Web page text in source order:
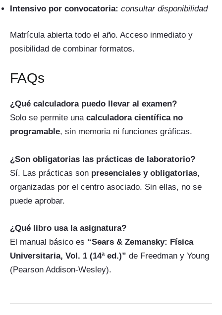
Intensivo por convocatoria: consultar disponibilidad
Matrícula abierta todo el año. Acceso inmediato y
posibilidad de combinar formatos.
FAQs
¿Qué calculadora puedo llevar al examen?
Solo se permite una calculadora científica no
programable, sin memoria ni funciones gráficas.
¿Son obligatorias las prácticas de laboratorio?
Sí. Las prácticas son presenciales y obligatorias,
organizadas por el centro asociado. Sin ellas, no se
puede aprobar.
¿Qué libro usa la asignatura?
El manual básico es “Sears & Zemansky: Física
Universitaria, Vol. 1 (14ª ed.)” de Freedman y Young
(Pearson Addison-Wesley).